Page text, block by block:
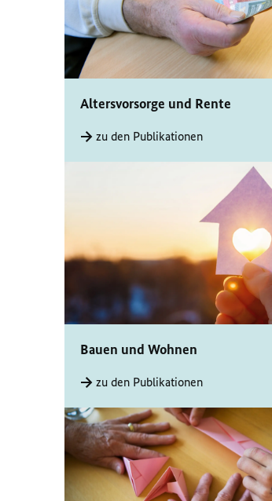
Altersvorsorge und Rente
zu den Publikationen
Bauen und Wohnen
zu den Publikationen